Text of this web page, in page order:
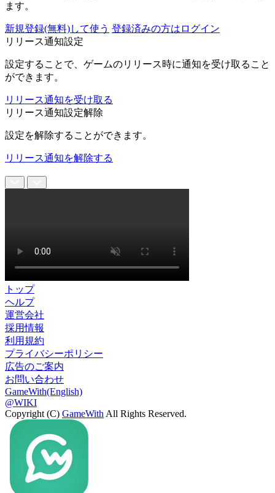
ます。
新規登録(無料)して使う 登録済みの方はログイン
リリース通知設定
設定することで、ゲームのリリース時に通知を受け取ること
ができます。
リリース通知を受け取る
リリース通知設定解除
設定を解除することができます。
リリース通知を解除する
トップ
ヘルプ
運営会社
採用情報
利用規約
プライバシーポリシー
広告のご案内
お問い合わせ
GameWith(English)
@WIKI
Copyright (C) GameWith All Rights Reserved.